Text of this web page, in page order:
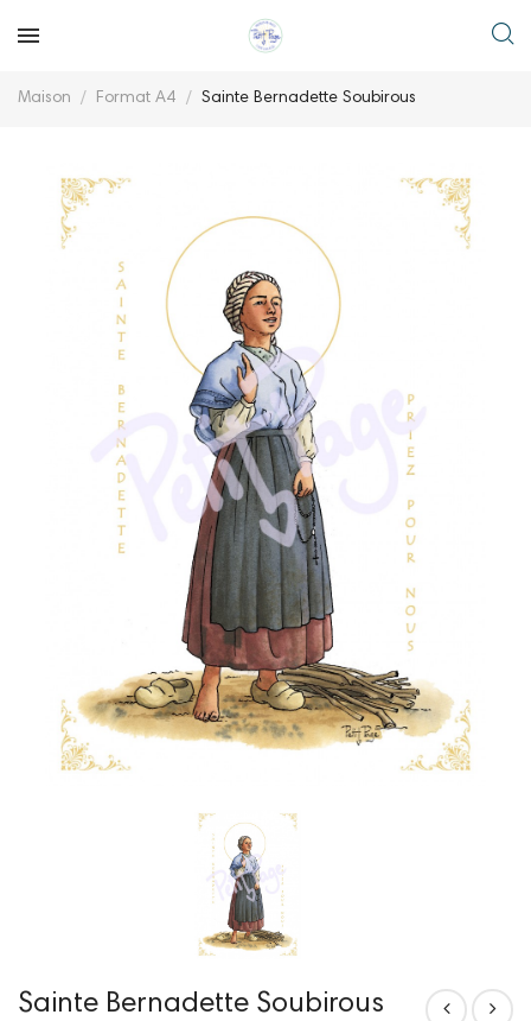
Maison Format A4 Sainte Bernadette Soubirous
Sainte Bernadette Soubirous